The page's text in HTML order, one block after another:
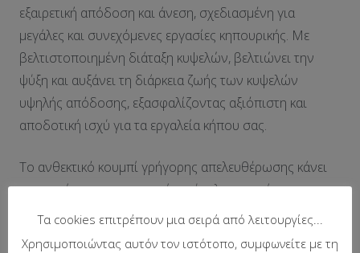
εξαιρετική απόδοση και άνεση, σχεδιασμένη για
μεγάλες και συνεχόμενες εργασίες κηπουρικής. Με
βελτιστοποιημένη διάταξη κυψελών, βελτιώνει την
ψύξη και αυξάνει τη διάρκεια ζωής των κυψελών
υψηλής απόδοσης, εξασφαλίζοντας αξιόπιστη και
αποδοτική ισχύ για τα εργαλεία κήπου σας.
Το ανθεκτικό κουμπί γρήγορης απελευθέρωσης κάνει
την αφαίρεση της μπαταρίας εύκολη και γρήγορη,
εξοικονομώντας χρόνο και προσπάθεια. Με
υφασμάτινη λαβή μεταφοράς, η μετακίνηση της
Τα cookies επιτρέπουν μια σειρά από λειτουργίες...
Χρησιμοποιώντας αυτόν τον ιστότοπο, συμφωνείτε με τη